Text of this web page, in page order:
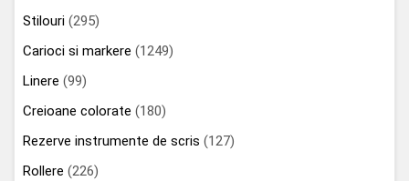
Stilouri (295)
Carioci si markere (1249)
Linere (99)
Creioane colorate (180)
Rezerve instrumente de scris (127)
Rollere (226)